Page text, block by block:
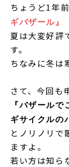
ちょうど1年
ギバザール』
夏は大変好評
す。
ちなみに冬は
さて、今回も
『バザール
ギサイクルの
とノリノリで
ますよ。
若い方は知ら